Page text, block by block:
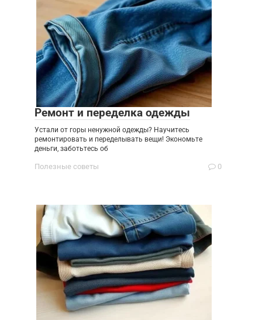
Ремонт и переделка одежды
Устали от горы ненужной одежды? Научитесь
ремонтировать и переделывать вещи! Экономьте
деньги, заботьтесь об
Полезные советы 0